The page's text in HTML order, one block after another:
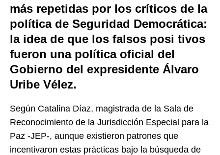
más repetidas por los críticos de la
política de Seguridad Democrática:
la idea de que los falsos posi tivos
fueron una política oficial del
Gobierno del expresidente Álvaro
Uribe Vélez.
Según Catalina Díaz, magistrada de la Sala de
Reconocimiento de la Jurisdicción Especial para la
Paz -JEP-, aunque existieron patrones que
incentivaron estas prácticas bajo la búsqueda de